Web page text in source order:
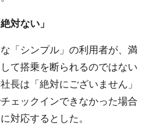
対ない」
「シンプル」の利用者が、満
て搭乗を断られるのではない
長は「絶対にございません」
ェックインできなかった場合
対応するとした。